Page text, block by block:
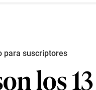
para suscriptores
los